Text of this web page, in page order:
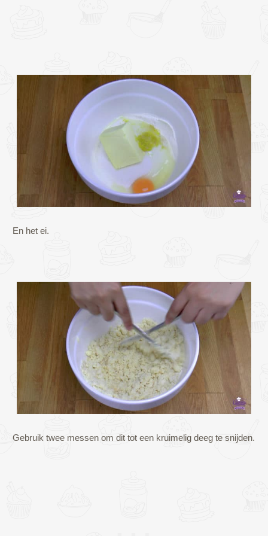
En het ei.
Gebruik twee messen om dit tot een kruimelig deeg te snijden.